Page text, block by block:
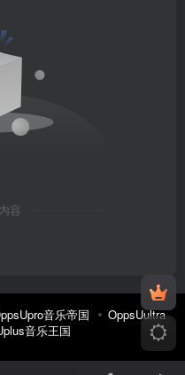
容
音乐帝国
OppsUultra
音乐王国